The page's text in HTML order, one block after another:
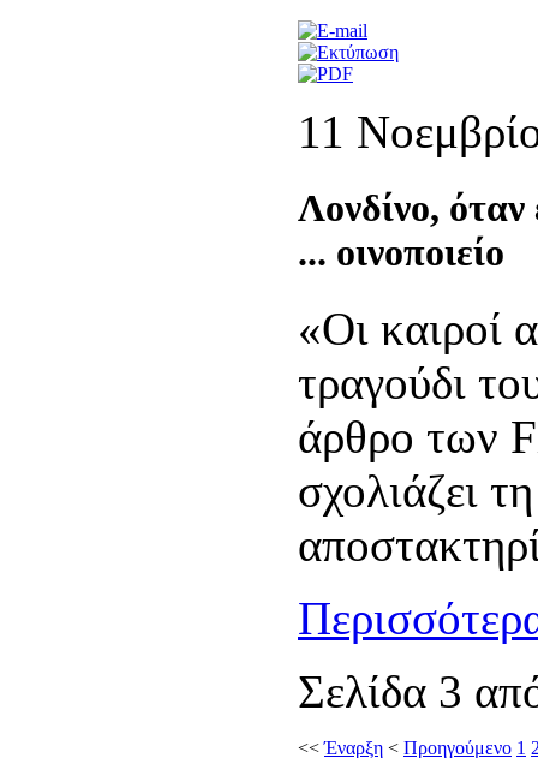
11
Λονδίνο, όταν
... οινοποιείο
«Οι καιροί
τραγούδι
άρθρο των
σχολιάζει
Σελίδα 3
<<Έναρξη < Προηγούμενο 1